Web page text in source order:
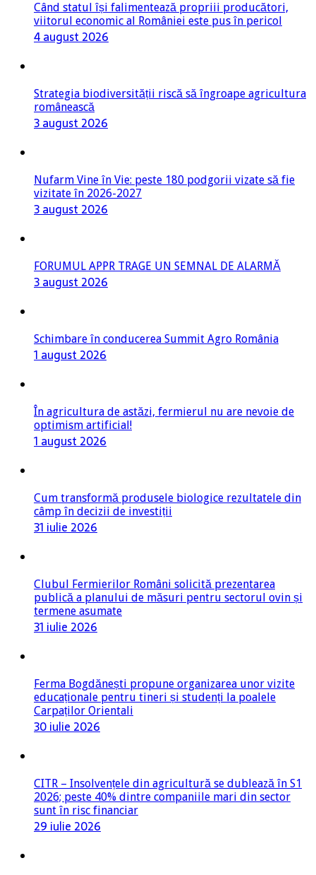
Când statul își falimentează propriii producători,
viitorul economic al României este pus în pericol
4 august 2026
Strategia biodiversității riscă să îngroape agricultura
românească
3 august 2026
Nufarm Vine în Vie: peste 180 podgorii vizate să fie
vizitate în 2026-2027
3 august 2026
FORUMUL APPR TRAGE UN SEMNAL DE ALARMĂ
3 august 2026
Schimbare în conducerea Summit Agro România
1 august 2026
În agricultura de astăzi, fermierul nu are nevoie de
optimism artificial!
1 august 2026
Cum transformă produsele biologice rezultatele din
câmp în decizii de investiții
31 iulie 2026
Clubul Fermierilor Români solicită prezentarea
publică a planului de măsuri pentru sectorul ovin și
termene asumate
31 iulie 2026
Ferma Bogdănești propune organizarea unor vizite
educaționale pentru tineri și studenți la poalele
Carpaților Orientali
30 iulie 2026
CITR – Insolvențele din agricultură se dublează în S1
2026; peste 40% dintre companiile mari din sector
sunt în risc financiar
29 iulie 2026